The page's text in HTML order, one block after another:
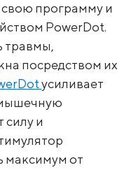
программу и
PowerDot.
травмы,
посредством их
усиливает
силу и
максимум от